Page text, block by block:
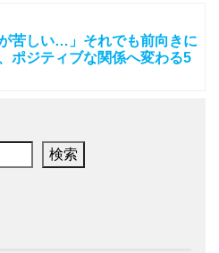
苦しい…」それでも前向きに
ポジティブな関係へ変わる5
検索